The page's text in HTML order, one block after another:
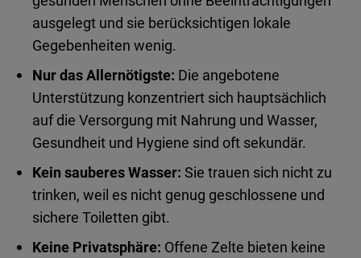
ausgelegt und sie berücksichtigen lokale
Gegebenheiten wenig.
Nur das Allernötigste: Die angebotene
Unterstützung konzentriert sich hauptsächlich
auf die Versorgung mit Nahrung und Wasser,
Gesundheit und Hygiene sind oft sekundär.
Kein sauberes Wasser: Sie trauen sich nicht zu
trinken, weil es nicht genug geschlossene und
sichere Toiletten gibt.
Keine Privatsphäre: Offene Zelte bieten keine